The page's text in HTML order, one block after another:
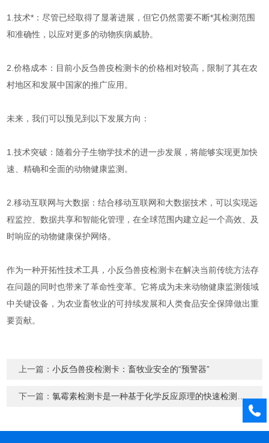
1.技术*：尽管已经取得了显著进展，但它仍然需要不断*其检测范围
和准确性，以应对更多的动物疾病威胁。
2.价格成本：目前小反刍兽疫检测卡的价格相对较高，限制了其在农
村地区和发展中国家的推广应用。
未来，我们可以预见到以下发展方向：
1.技术突破：随着分子生物学技术的进一步发展，将能够实现更加快
速、精确和全面的动物健康监测。
2.移动互联网与大数据：结合移动互联网和大数据技术，可以实现远
程监控、数据共享和智能化管理，在全球范围内建立起一个高效、及
时响应的动物健康保护网络。
作为一种开拓性技术工具，小反刍兽疫检测卡在解决当前传统方法存
在问题的同时也带来了革命性变革。它将成为未来动物健康监测领域
中关键设备，为农业畜牧业的可持续发展和人类食品安全保障做出重
要贡献。
上一篇：小反刍兽疫检测卡：畜牧业安全的“预警器”
下一篇：氯霉素检测卡是一种基于化学反应原理的快速检测工具